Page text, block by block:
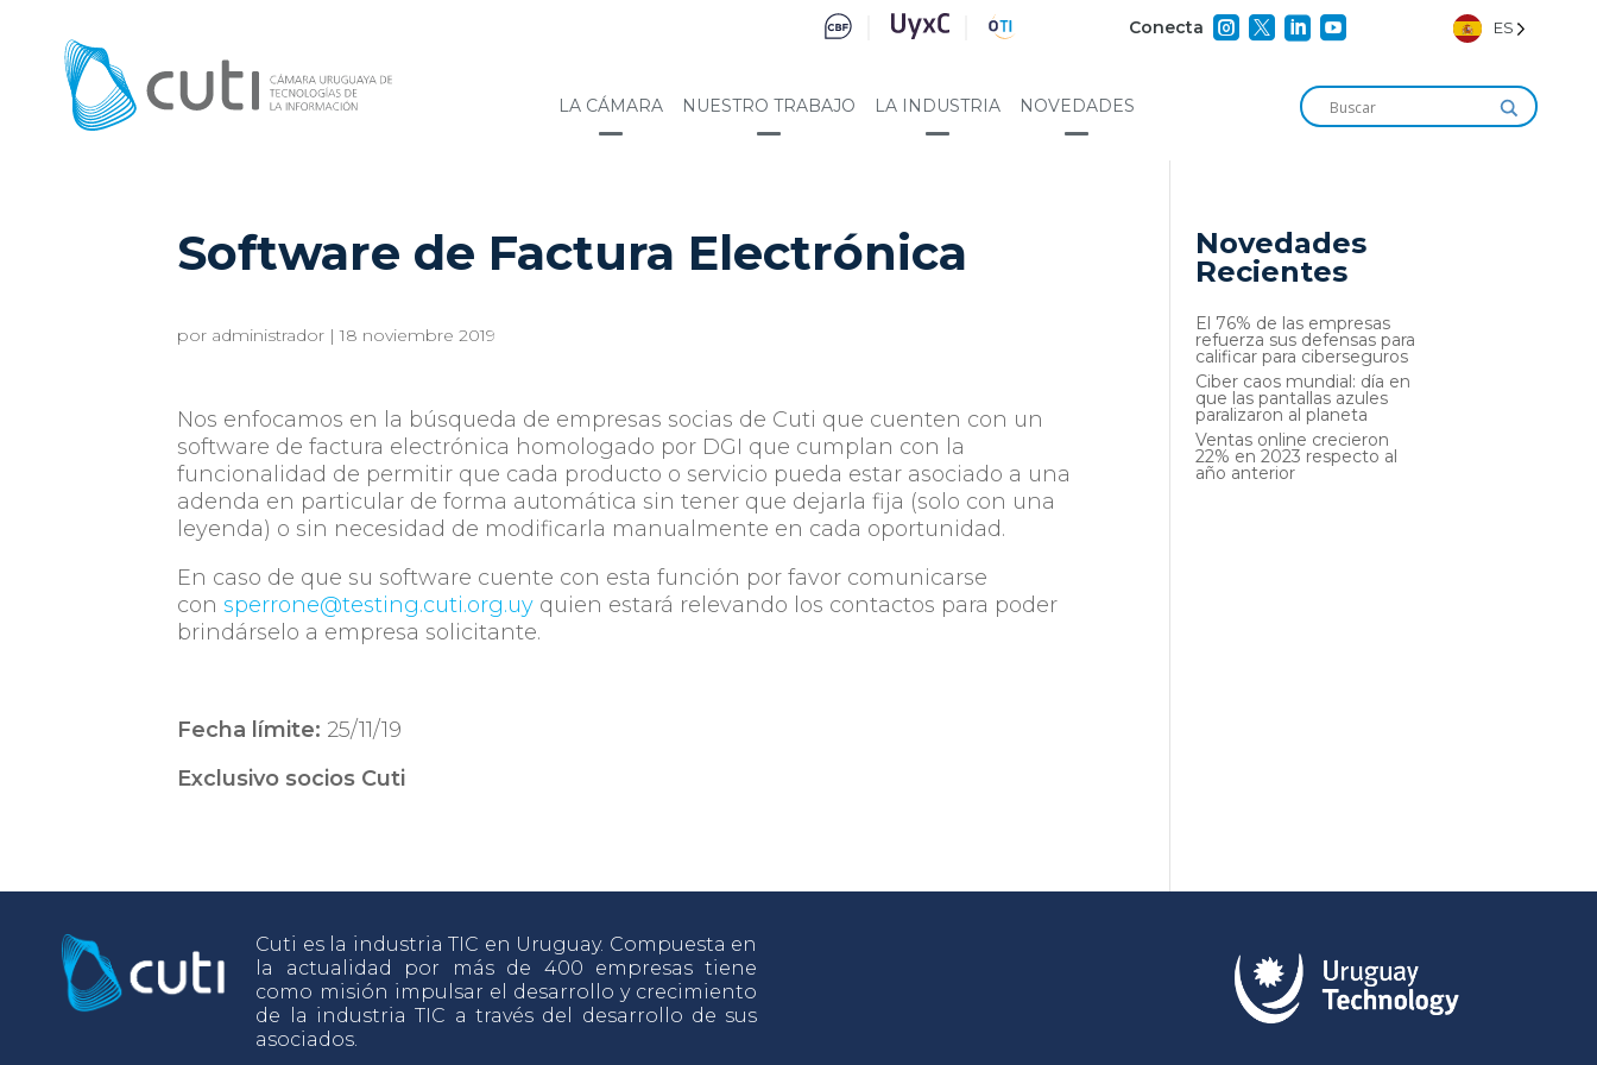
Conecta     ES
LA CÁMARA NUESTRO TRABAJO LA INDUSTRIA NOVEDADES
Software de Factura Electrónica
por administrador |18 noviembre 2019
Nos enfocamos en la búsqueda de empresas socias de Cuti que cuenten con un
software de factura electrónica homologado por DGI que cumplan con la
funcionalidad de permitir que cada producto o servicio pueda estar asociado a una
adenda en particular de forma automática sin tener que dejarla fija (solo con una
leyenda) o sin necesidad de modificarla manualmente en cada oportunidad.
En caso de que su software cuente con esta función por favor comunicarse
consperrone@testing.cuti.org.uy quien estará relevando los contactos para poder
brindárselo a empresa solicitante.
Fecha límite: 25/11/19
Exclusivo socios Cuti
Novedades
Recientes
El 76% de las empresas
refuerza sus defensas para
calificar para ciberseguros
Ciber caos mundial: día en
que las pantallas azules
paralizaron al planeta
Ventas online crecieron
22% en 2023 respecto al
año anterior
Cuti es la industria TIC en Uruguay. Compuesta en
la actualidad por más de 400 empresas tiene
como misión impulsar el desarrollo y crecimiento
de la industria TIC a través del desarrollo de sus
asociados.